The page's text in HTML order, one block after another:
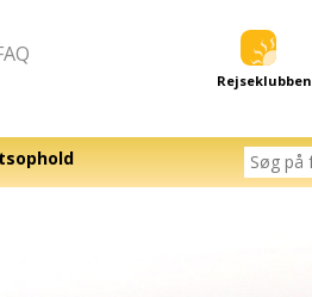
Rejseklubben